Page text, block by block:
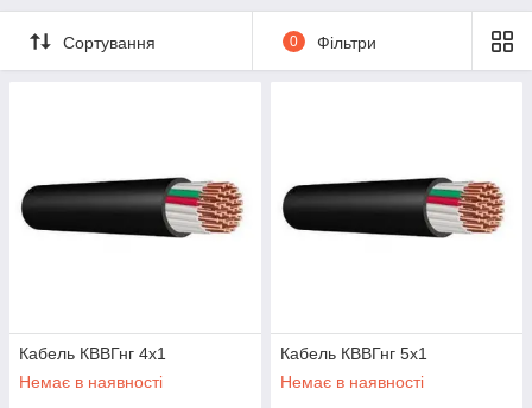
Сортування 0 Фільтри
Кабель КВВГнг 4х1
Немає в наявності
Кабель КВВГнг 5х1
Немає в наявності